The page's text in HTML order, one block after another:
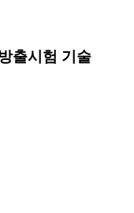
출시험 기술